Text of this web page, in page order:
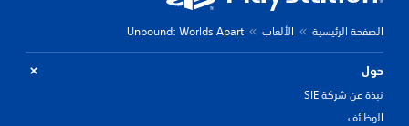
الصفحة الرئيسية الألعاب Unbound: Worlds Apart
حول
نبذة عن شركة SIE
الوظائف